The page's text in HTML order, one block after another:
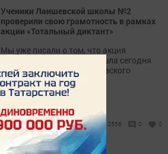
Ученики Лаишевской школы №2
проверили свою грамотность в рамках
акции «Тотальный диктант»
Мы уже писали о том, что акция
«Тотальный диктант» прошла сегодня
на двух площадках Лаишевского
района.
2556 0 0